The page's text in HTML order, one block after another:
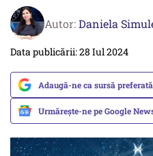
Autor:Daniela
Data publicării: 28 Iul 2024
Adaugă-ne ca sursă
Urmărește-ne pe Google